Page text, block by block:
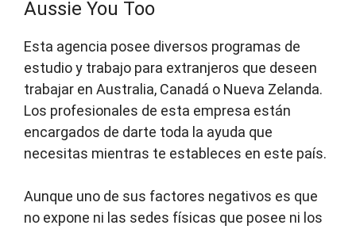
Aussie You Too
Esta agencia posee diversos programas de
estudio y trabajo para extranjeros que deseen
trabajar en Australia, Canadá o Nueva Zelanda.
Los profesionales de esta empresa están
encargados de darte toda la ayuda que
necesitas mientras te estableces en este país.
Aunque uno de sus factores negativos es que
no expone ni las sedes físicas que posee ni los